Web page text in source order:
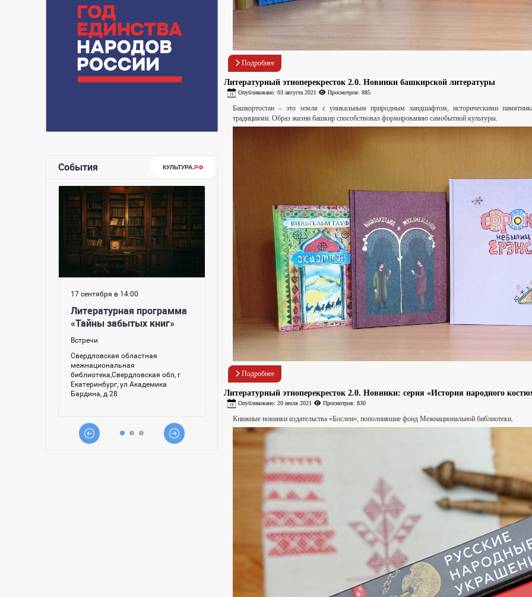
Подробнее
Литературный этноперекресток 2.0. Новинки башкирской литературы
Опубликовано: 03 августа 2021 Просмотров: 885
Башкортостан – это земля с уникальным природным ландшафтом, историческими
традициями. Образ жизни башкир способствовал формированию самобытной культуры.
Подробнее
Литературный этноперекресток 2.0. Новинки: серия «История народного
Опубликовано: 20 июля 2021 Просмотров: 830
Книжные новинки издательства «Бослен», пополнившие фонд Межнациональной библиотеки.